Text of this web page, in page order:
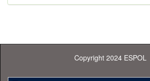
Copyright 2024 ESPOL